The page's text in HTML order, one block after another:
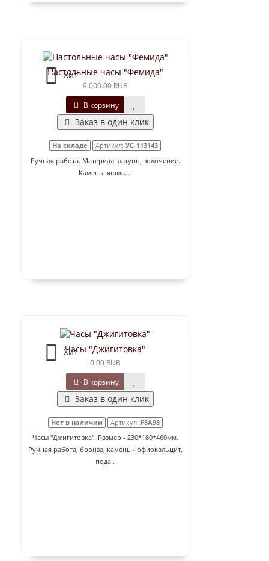
Хит
Настольные часы "Фемида"
9 000.00 RUB
В корзину
Заказ в один клик
На складе Артикул: УС-113143
Ручная работа. Материал: латунь, золочение.
Камень: яшма. ..
Хит
Часы "Джигитовка"
0.00 RUB
В корзину
Заказ в один клик
Нет в наличии Артикул: F8A98
Часы "Джигитовка". Размер - 230*180*460мм.
Ручная работа, бронза, камень - офиокальцит,
пода..